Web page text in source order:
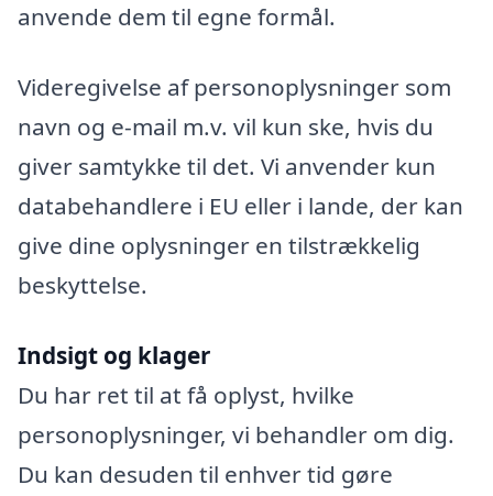
anvende dem til egne formål.
Videregivelse af personoplysninger som
navn og e-mail m.v. vil kun ske, hvis du
giver samtykke til det. Vi anvender kun
databehandlere i EU eller i lande, der kan
give dine oplysninger en tilstrækkelig
beskyttelse.
Indsigt og klager
Du har ret til at få oplyst, hvilke
personoplysninger, vi behandler om dig.
Du kan desuden til enhver tid gøre